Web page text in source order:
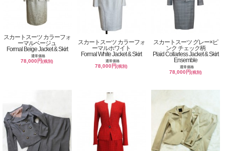
スカートスーツ カラーフォ
ーマルベージュ
Formal Beige Jacket & Skirt
通常価格
78,000円(税別)
スカートスーツ カラーフォ
ーマルホワイト
Formal White Jacket & Skirt
通常価格
78,000円(税別)
スカートスーツ グレー×ピ
ンク チェック柄
Plaid Collarless Jacket & Skirt
Ensemble
通常価格
78,000円(税別)